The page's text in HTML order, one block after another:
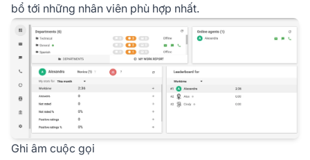
bổ tới những nhân viên phù hợp nhất.
Ghi âm cuộc gọi